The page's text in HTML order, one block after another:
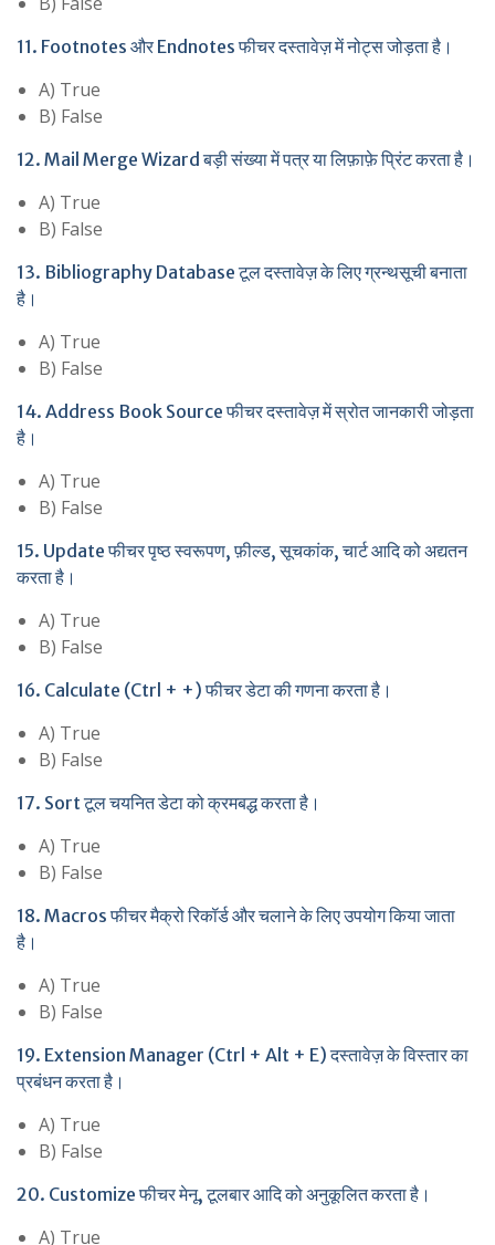
11. Footnotes और Endnotes फीचर दस्तावेज़ में नोट्स जोड़ता है।
A) True
B) False
12. Mail Merge Wizard बड़ी संख्या में पत्र या लिफ़ाफ़े प्रिंट करता है।
A) True
B) False
13. Bibliography Database टूल दस्तावेज़ के लिए ग्रन्थसूची बनाता
है।
A) True
B) False
14. Address Book Source फीचर दस्तावेज़ में स्रोत जानकारी जोड़ता
है।
A) True
B) False
15. Update फीचर पृष्ठ स्वरूपण, फ़ील्ड, सूचकांक, चार्ट आदि को अद्यतन
करता है।
A) True
B) False
16. Calculate (Ctrl + +) फीचर डेटा की गणना करता है।
A) True
B) False
17. Sort टूल चयनित डेटा को क्रमबद्ध करता है।
A) True
B) False
18. Macros फीचर मैक्रो रिकॉर्ड और चलाने के लिए उपयोग किया जाता
है।
A) True
B) False
19. Extension Manager (Ctrl + Alt + E) दस्तावेज़ के विस्तार का
प्रबंधन करता है।
A) True
B) False
20. Customize फीचर मेनू, टूलबार आदि को अनुकूलित करता है।
A) True